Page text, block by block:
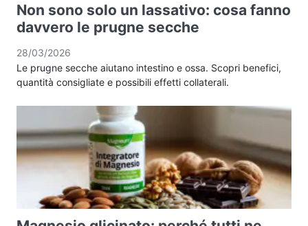
Non sono solo un lassativo: cosa fanno
davvero le prugne secche
28/03/2026
Le prugne secche aiutano intestino e ossa. Scopri benefici,
quantità consigliate e possibili effetti collaterali.